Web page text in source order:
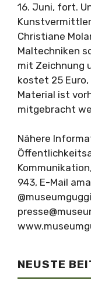
16. Juni, fort.
Christiane
Maltechniken
mit Zeichnung
kostet 25 Euro,
Material ist
mitgebracht
Nähere
943, E-Mail
NEUSTE